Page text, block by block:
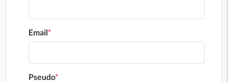
Email*
Pseudo*